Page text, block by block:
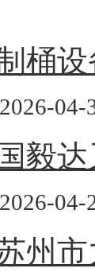
桶
2026-
毅
2026-
州